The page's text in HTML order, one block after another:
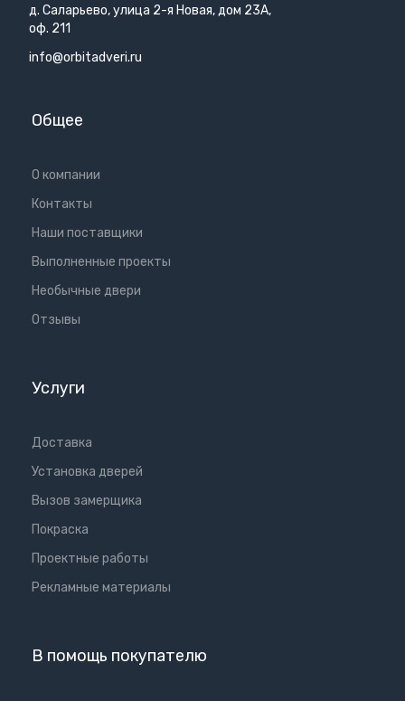
д. Саларьево, улица 2-я Новая, дом 23А,
оф. 211
info@orbitadveri.ru
Общее
О компании
Контакты
Наши поставщики
Выполненные проекты
Необычные двери
Отзывы
Услуги
Доставка
Установка дверей
Вызов замерщика
Покраска
Проектные работы
Рекламные материалы
В помощь покупателю